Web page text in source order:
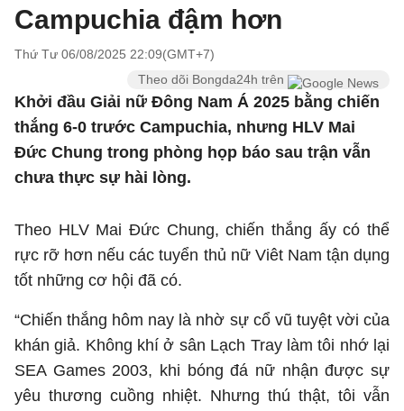
Campuchia đậm hơn
Thứ Tư 06/08/2025 22:09(GMT+7)
Theo dõi Bongda24h trên
Khởi đầu Giải nữ Đông Nam Á 2025 bằng chiến
thắng 6-0 trước Campuchia, nhưng HLV Mai
Đức Chung trong phòng họp báo sau trận vẫn
chưa thực sự hài lòng.
Theo HLV Mai Đức Chung, chiến thắng ấy có thể
rực rỡ hơn nếu các tuyển thủ nữ Viêt Nam tận dụng
tốt những cơ hội đã có.
“Chiến thắng hôm nay là nhờ sự cổ vũ tuyệt vời của
khán giả. Không khí ở sân Lạch Tray làm tôi nhớ lại
SEA Games 2003, khi bóng đá nữ nhận được sự
yêu thương cuồng nhiệt. Nhưng thú thật, tôi vẫn